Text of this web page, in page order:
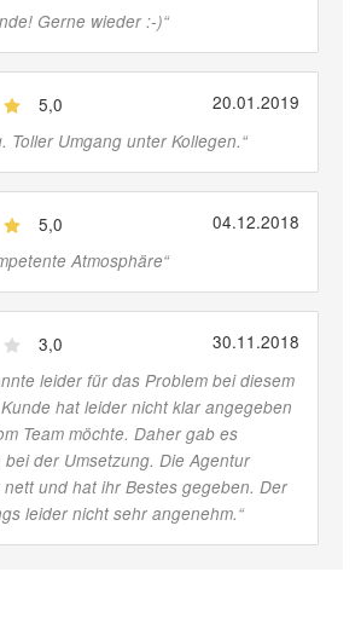
Gerne wieder :-)“
5,0 20.01.2019
Toller Umgang unter Kollegen.“
5,0 04.12.2018
Atmosphäre“
3,0 30.11.2018
leider für das Problem bei diesem
hat leider nicht klar angegeben
Team möchte. Daher gab es
der Umsetzung. Die Agentur
und hat ihr Bestes gegeben. Der
leider nicht sehr angenehm.“